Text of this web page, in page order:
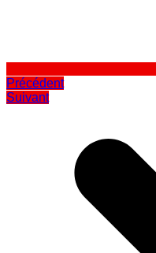
Précédent
Suivant